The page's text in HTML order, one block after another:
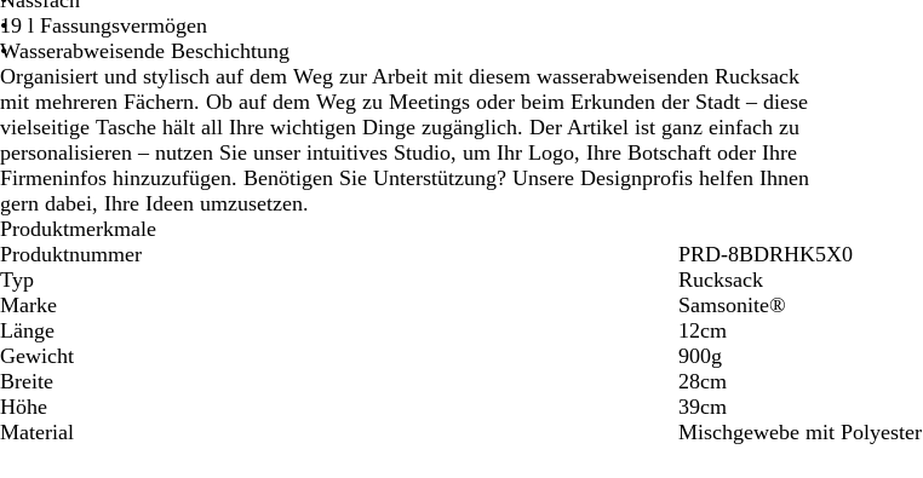
19 l Fassungsvermögen
Wasserabweisende Beschichtung
Organisiert und stylisch auf dem Weg zur Arbeit mit diesem wasserabweisenden Rucksack
mit mehreren Fächern. Ob auf dem Weg zu Meetings oder beim Erkunden der Stadt – diese
vielseitige Tasche hält all Ihre wichtigen Dinge zugänglich. Der Artikel ist ganz einfach zu
personalisieren – nutzen Sie unser intuitives Studio, um Ihr Logo, Ihre Botschaft oder Ihre
Firmeninfos hinzuzufügen. Benötigen Sie Unterstützung? Unsere Designprofis helfen Ihnen
gern dabei, Ihre Ideen umzusetzen.
Produktmerkmale
Produktnummer
PRD-8BDRHK5X0
Typ
Rucksack
Marke
Samsonite®
Länge
12cm
Gewicht
900g
Breite
28cm
Höhe
39cm
Material
Mischgewebe mit Polyester